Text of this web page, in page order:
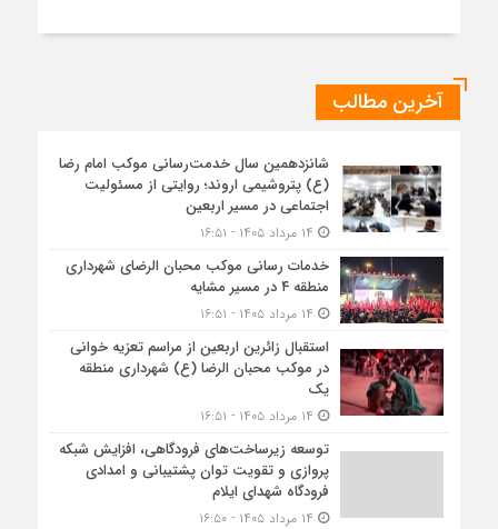
آخرین مطالب
شانزدهمین سال خدمت‌رسانی موکب امام رضا
(ع) پتروشیمی اروند؛ روایتی از مسئولیت
اجتماعی در مسیر اربعین
خدمات رسانی موکب محبان الرضای شهرداری
منطقه ۴ در مسیر مشایه
استقبال زائرین اربعین از مراسم تعزیه خوانی
در موکب محبان الرضا (ع) شهرداری منطقه
یک
توسعه زیرساخت‌های فرودگاهی، افزایش شبکه
پروازی و تقویت توان پشتیبانی و امدادی
فرودگاه شهدای ایلام